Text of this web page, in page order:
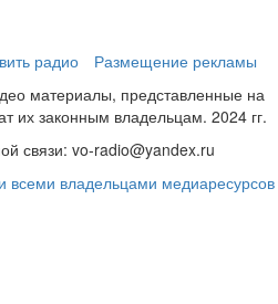
радио
Размещение рекламы
материалы, представленные на
их законным владельцам. 2024 гг.
связи: vo-radio@yandex.ru
всеми владельцами медиаресурсов